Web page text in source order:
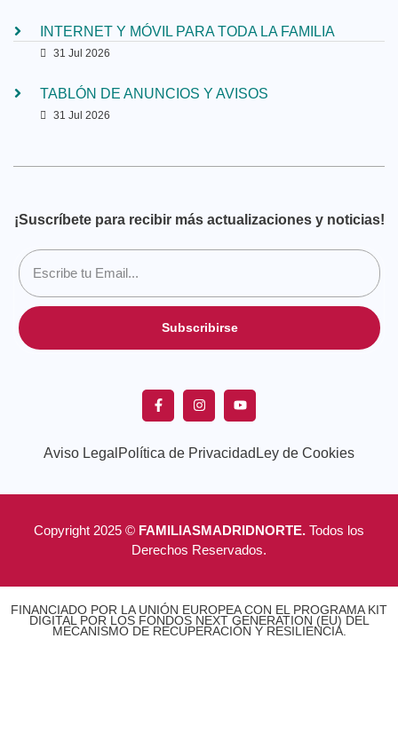
INTERNET Y MÓVIL PARA TODA LA FAMILIA
31 Jul 2026
TABLÓN DE ANUNCIOS Y AVISOS
31 Jul 2026
¡Suscríbete para recibir más actualizaciones y noticias!
Subscribirse
Aviso Legal Política de Privacidad Ley de Cookies
Copyright 2025 © FAMILIASMADRIDNORTE. Todos los
Derechos Reservados.
FINANCIADO POR LA UNIÓN EUROPEA CON EL PROGRAMA KIT
DIGITAL POR LOS FONDOS NEXT GENERATION (EU) DEL
MECANISMO DE RECUPERACIÓN Y RESILIENCIA.